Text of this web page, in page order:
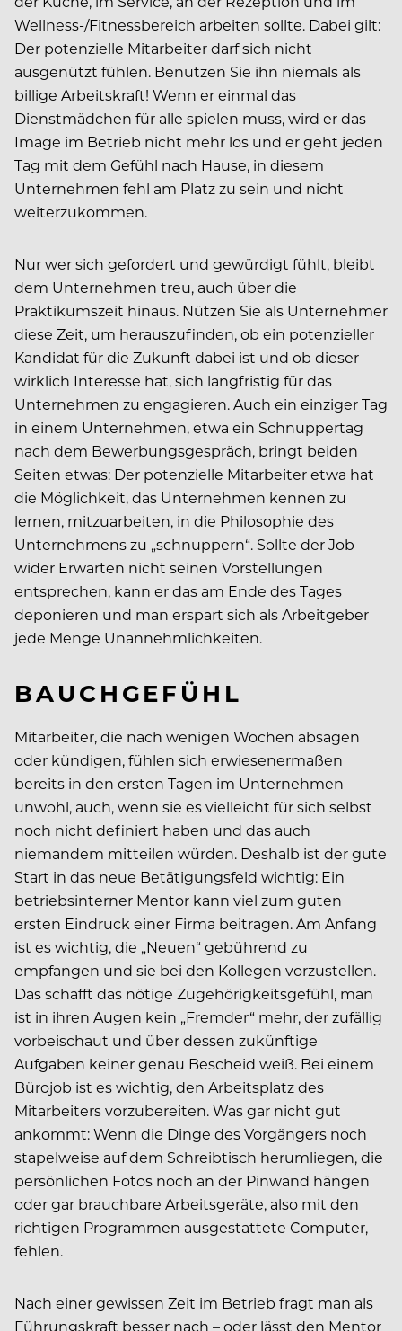
Wellness-/Fitnessbereich arbeiten sollte. Dabei gilt:
Der potenzielle Mitarbeiter darf sich nicht
ausgenützt fühlen. Benutzen Sie ihn niemals als
billige Arbeitskraft! Wenn er einmal das
Dienstmädchen für alle spielen muss, wird er das
Image im Betrieb nicht mehr los und er geht jeden
Tag mit dem Gefühl nach Hause, in diesem
Unternehmen fehl am Platz zu sein und nicht
weiterzukommen.
Nur wer sich gefordert und gewürdigt fühlt, bleibt
dem Unternehmen treu, auch über die
Praktikumszeit hinaus. Nützen Sie als Unternehmer
diese Zeit, um herauszufinden, ob ein potenzieller
Kandidat für die Zukunft dabei ist und ob dieser
wirklich Interesse hat, sich langfristig für das
Unternehmen zu engagieren. Auch ein einziger Tag
in einem Unternehmen, etwa ein Schnuppertag
nach dem Bewerbungsgespräch, bringt beiden
Seiten etwas: Der potenzielle Mitarbeiter etwa hat
die Möglichkeit, das Unternehmen kennen zu
lernen, mitzuarbeiten, in die Philosophie des
Unternehmens zu „schnuppern“. Sollte der Job
wider Erwarten nicht seinen Vorstellungen
entsprechen, kann er das am Ende des Tages
deponieren und man erspart sich als Arbeitgeber
jede Menge Unannehmlichkeiten.
BAUCHGEFÜHL
Mitarbeiter, die nach wenigen Wochen absagen
oder kündigen, fühlen sich erwiesenermaßen
bereits in den ersten Tagen im Unternehmen
unwohl, auch, wenn sie es vielleicht für sich selbst
noch nicht definiert haben und das auch
niemandem mitteilen würden. Deshalb ist der gute
Start in das neue Betätigungsfeld wichtig: Ein
betriebsinterner Mentor kann viel zum guten
ersten Eindruck einer Firma beitragen. Am Anfang
ist es wichtig, die „Neuen“ gebührend zu
empfangen und sie bei den Kollegen vorzustellen.
Das schafft das nötige Zugehörigkeitsgefühl, man
ist in ihren Augen kein „Fremder“ mehr, der zufällig
vorbeischaut und über dessen zukünftige
Aufgaben keiner genau Bescheid weiß. Bei einem
Bürojob ist es wichtig, den Arbeitsplatz des
Mitarbeiters vorzubereiten. Was gar nicht gut
ankommt: Wenn die Dinge des Vorgängers noch
stapelweise auf dem Schreibtisch herumliegen, die
persönlichen Fotos noch an der Pinwand hängen
oder gar brauchbare Arbeitsgeräte, also mit den
richtigen Programmen ausgestattete Computer,
fehlen.
Nach einer gewissen Zeit im Betrieb fragt man als
Führungskraft besser nach – oder lässt den Mentor